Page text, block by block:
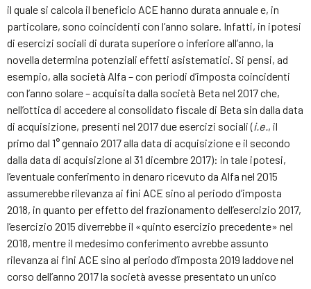
il quale si calcola il beneficio ACE hanno durata annuale e, in
particolare, sono coincidenti con l’anno solare. Infatti, in ipotesi
di esercizi sociali di durata superiore o inferiore all’anno, la
novella determina potenziali effetti asistematici. Si pensi, ad
esempio, alla società Alfa – con periodi d’imposta coincidenti
con l’anno solare – acquisita dalla società Beta nel 2017 che,
nell’ottica di accedere al consolidato fiscale di Beta sin dalla data
di acquisizione, presenti nel 2017 due esercizi sociali (i.e., il
primo dal 1° gennaio 2017 alla data di acquisizione e il secondo
dalla data di acquisizione al 31 dicembre 2017): in tale ipotesi,
l’eventuale conferimento in denaro ricevuto da Alfa nel 2015
assumerebbe rilevanza ai fini ACE sino al periodo d’imposta
2018, in quanto per effetto del frazionamento dell’esercizio 2017,
l’esercizio 2015 diverrebbe il «quinto esercizio precedente» nel
2018, mentre il medesimo conferimento avrebbe assunto
rilevanza ai fini ACE sino al periodo d’imposta 2019 laddove nel
corso dell’anno 2017 la società avesse presentato un unico